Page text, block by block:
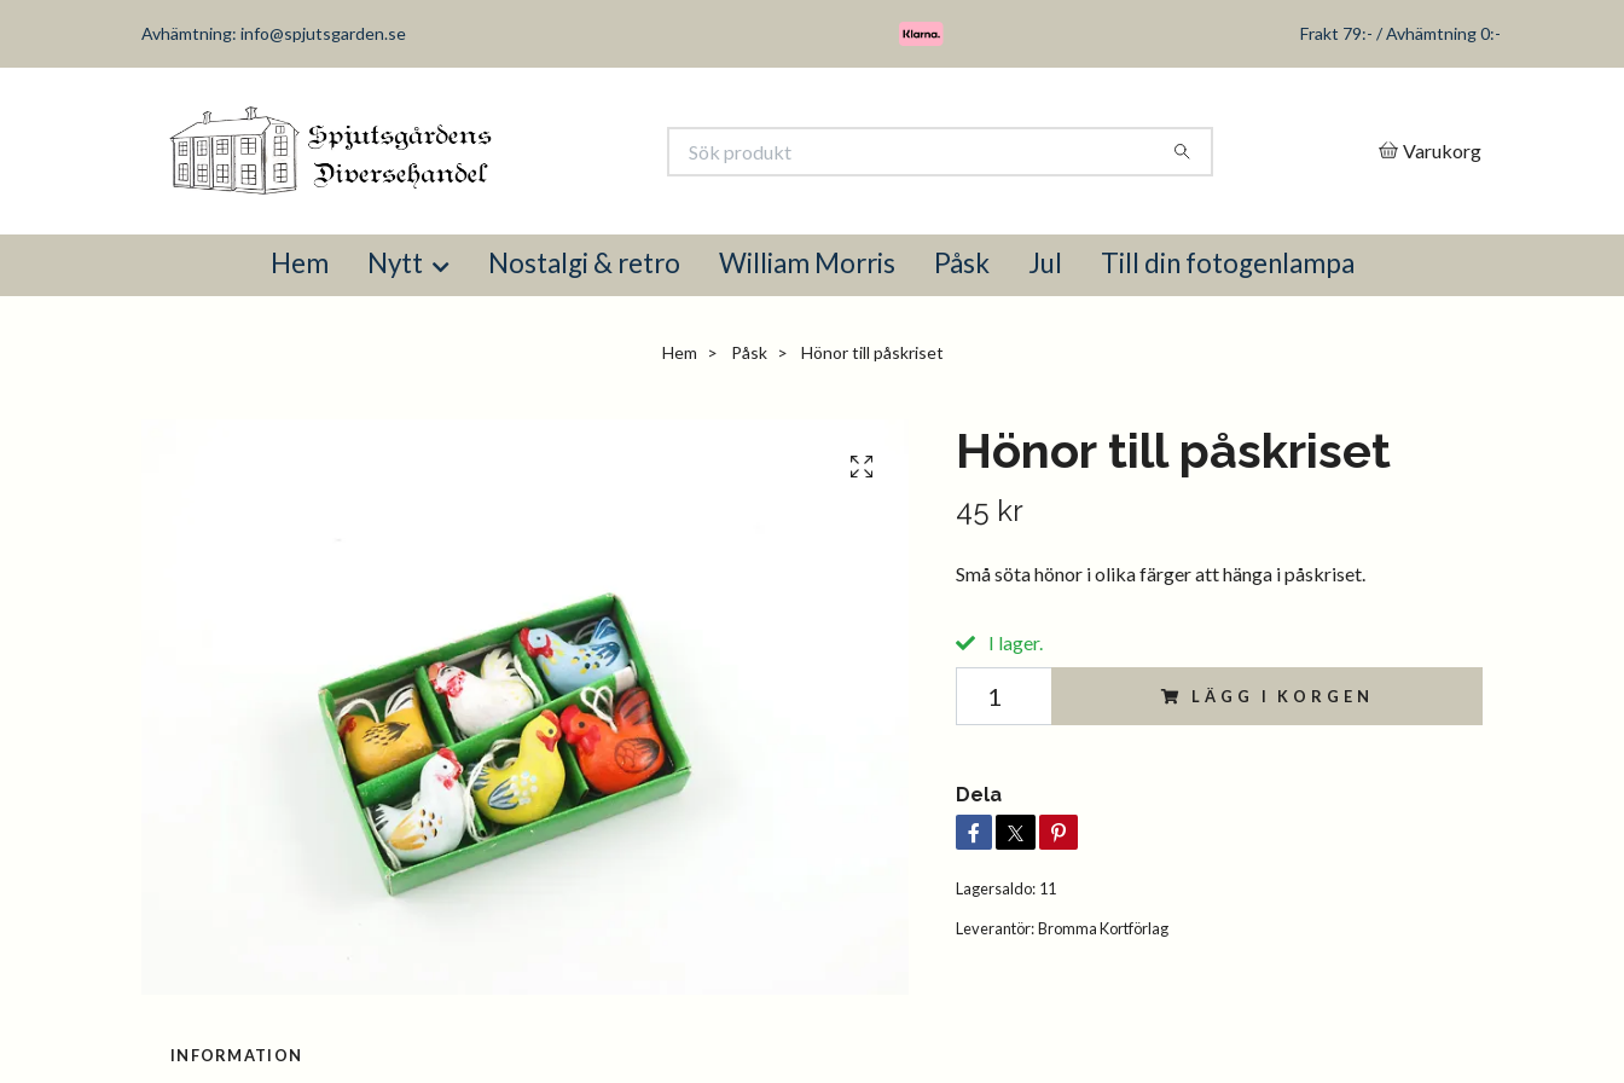
Avhämtning: info@spjutsgarden.se Frakt 79:- / Avhämtning 0:-
Varukorg
Hem Nytt Nostalgi & retro William Morris Påsk Jul Till din fotogenlampa
Hem Påsk Hönor till påskriset
Hönor till påskriset
45 kr
Små söta hönor i olika färger att hänga i påskriset.
I lager.
LÄGG I KORGEN
Dela
Lagersaldo: 11
Leverantör:Bromma Kortförlag
INFORMATION